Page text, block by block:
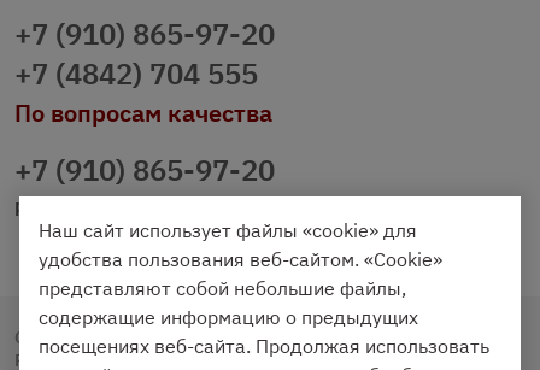
+7 (910) 865-97-20
+7 (4842) 704 555
По вопросам качества
+7 (910) 865-97-20
prazdnichniy40@palmi.ru
Copyright © 2020 - 2026. Праздничный Стол.
Разработка и продвижение - Vegas Studio
Наш сайт использует файлы «cookie» для
удобства пользования веб-сайтом. «Cookie»
представляют собой небольшие файлы,
содержащие информацию о предыдущих
посещениях веб-сайта. Продолжая использовать